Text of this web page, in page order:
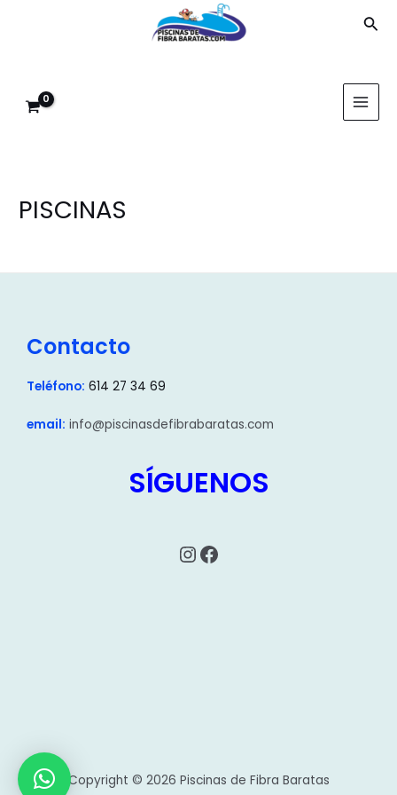
PISCINAS
Contacto
Teléfono: 614 27 34 69
email: info@piscinasdefibrabaratas.com
SÍGUENOS
Instagram
Facebook
Copyright © 2026 Piscinas de Fibra Baratas